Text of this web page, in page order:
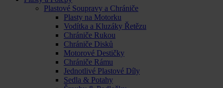
Plastové Soupravy a Chrániče
Plasty na Motorku
Vodítka a Kluzáky Řetězu
Chrániče Rukou
Chrániče Disků
Motorové Destičky
Chrániče Rámu
Jednotlivé Plastové Díly
Sedla & Potahy